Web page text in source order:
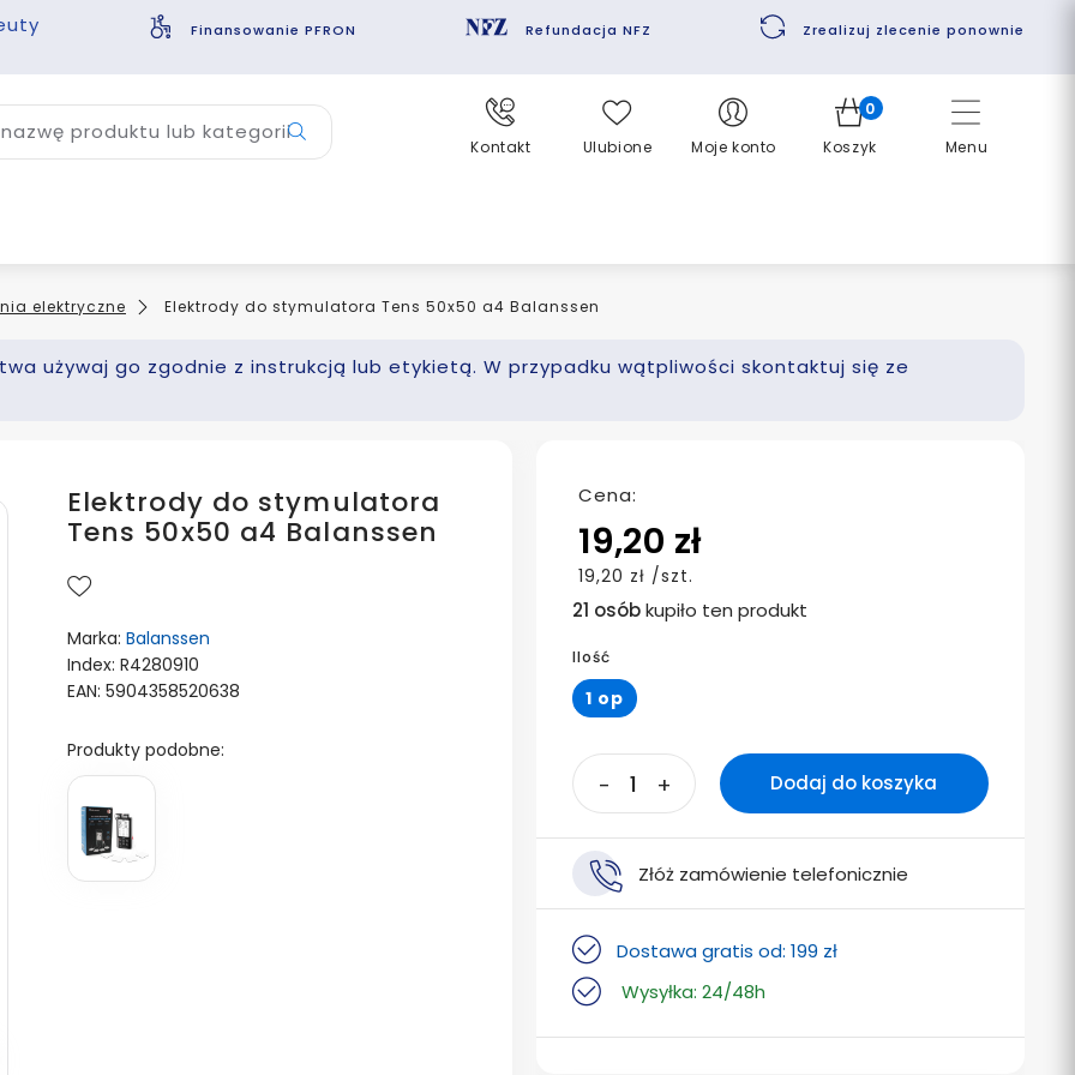
Finansowanie PFRON Refundacja NFZ Zrealizuj zlecenie ponownie
Menu
produktu lub kategorii
Kontakt Ulubione Moje konto
0
Koszyk
elektryczne Elektrody do stymulatora Tens 50x50 a4 Balanssen
używaj go zgodnie z instrukcją lub etykietą. W przypadku wątpliwości skontaktuj się ze
Elektrody do stymulatora
Tens 50x50 a4 Balanssen
Marka: Balanssen
Index: R4280910
EAN: 5904358520638
Produkty podobne:
Cena:
19,20 zł
19,20 zł /szt.
21 osóbkupiło ten produkt
Ilość
1 op
- + Dodaj do koszyka
Złóż zamówienie telefonicznie
Dostawa gratis od: 199 zł
Wysyłka: 24/48h